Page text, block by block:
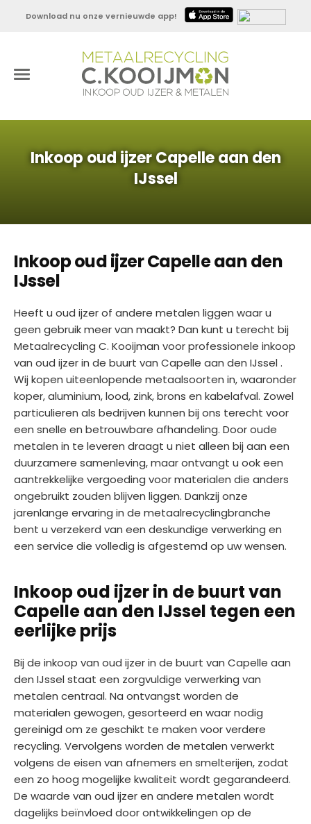
Download nu onze vernieuwde app!
Inkoop oud ijzer Capelle aan den
IJssel
Inkoop oud ijzer Capelle aan den
IJssel
Heeft u oud ijzer of andere metalen liggen waar u
geen gebruik meer van maakt? Dan kunt u terecht bij
Metaalrecycling C. Kooijman voor professionele inkoop
van oud ijzer in de buurt van Capelle aan den IJssel .
Wij kopen uiteenlopende metaalsoorten in, waaronder
koper, aluminium, lood, zink, brons en kabelafval. Zowel
particulieren als bedrijven kunnen bij ons terecht voor
een snelle en betrouwbare afhandeling. Door oude
metalen in te leveren draagt u niet alleen bij aan een
duurzamere samenleving, maar ontvangt u ook een
aantrekkelijke vergoeding voor materialen die anders
ongebruikt zouden blijven liggen. Dankzij onze
jarenlange ervaring in de metaalrecyclingbranche
bent u verzekerd van een deskundige verwerking en
een service die volledig is afgestemd op uw wensen.
Inkoop oud ijzer in de buurt van
Capelle aan den IJssel tegen een
eerlijke prijs
Bij de inkoop van oud ijzer in de buurt van Capelle aan
den IJssel staat een zorgvuldige verwerking van
metalen centraal. Na ontvangst worden de
materialen gewogen, gesorteerd en waar nodig
gereinigd om ze geschikt te maken voor verdere
recycling. Vervolgens worden de metalen verwerkt
volgens de eisen van afnemers en smelterijen, zodat
een zo hoog mogelijke kwaliteit wordt gegarandeerd.
De waarde van oud ijzer en andere metalen wordt
dagelijks beïnvloed door ontwikkelingen op de